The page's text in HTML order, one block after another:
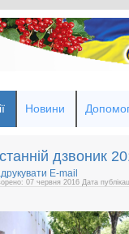
Новини
дзвоник
E-mail
07 червня 2016Дата